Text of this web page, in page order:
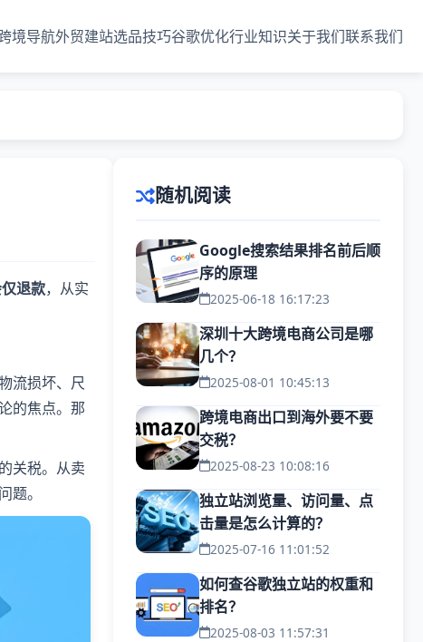
境导航外贸建站选品技巧谷歌优化行业知识关于我们联系我们
退款，从实
流损坏、尺
的焦点。那
关税。从卖
题。
随机阅读
Google搜索结果排名前后顺
序的原理
2025-06-18 16:17:23
深圳十大跨境电商公司是哪
几个？
2025-08-01 10:45:13
跨境电商出口到海外要不要
交税？
2025-08-23 10:08:16
独立站浏览量、访问量、点
击量是怎么计算的？
2025-07-16 11:01:52
如何查谷歌独立站的权重和
排名？
2025-08-03 11:57:31